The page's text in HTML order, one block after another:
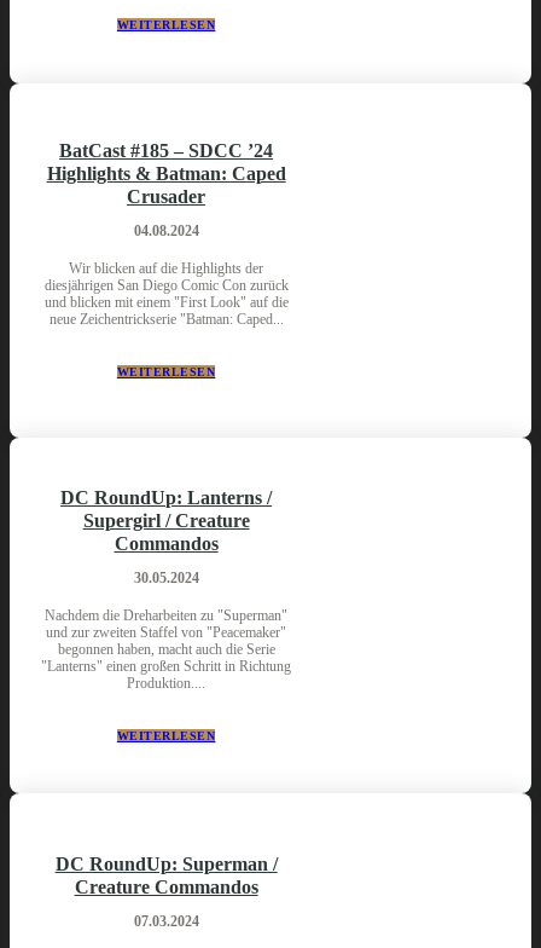
WEITERLESEN
BatCast #185 – SDCC ’24
Highlights & Batman: Caped
Crusader
04.08.2024
Wir blicken auf die Highlights der
diesjährigen San Diego Comic Con zurück
und blicken mit einem "First Look" auf die
neue Zeichentrickserie "Batman: Caped...
WEITERLESEN
DC RoundUp: Lanterns /
Supergirl / Creature
Commandos
30.05.2024
Nachdem die Dreharbeiten zu "Superman"
und zur zweiten Staffel von "Peacemaker"
begonnen haben, macht auch die Serie
"Lanterns" einen großen Schritt in Richtung
Produktion....
WEITERLESEN
DC RoundUp: Superman /
Creature Commandos
07.03.2024